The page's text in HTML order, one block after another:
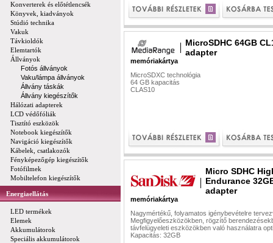
Konverterek és előtétlencsék
Könyvek, kiadványok
Stúdió technika
Vakuk
Távkioldók
Elemtartók
Állványok
Fotós állványok
Vaku/lámpa állványok
Állvány táskák
Állvány kiegészítők
Hálózati adapterek
LCD védőfóliák
Tisztító eszközök
Notebook kiegészítők
Navigáció kiegészítők
Kábelek, csatlakozók
Fényképezőgép kiegészítők
Fotófilmek
Mobiltelefon kiegészítők
Energiaellátás
LED termékek
Elemek
Akkumulátorok
Speciális akkumulátorok
MicroSDHC 64GB
adapter
memóriakártya
MicroSDXC technológia
64 GB kapacitás
CLAS10
Micro SDHC
Endurance
adapter
memóriakártya
Nagymértékű, folyamatos igénybevételre
Megfigyelőeszközökben, rögzítő
távfelügyeleti eszközökben való használatra
Kapacitás: 32GB